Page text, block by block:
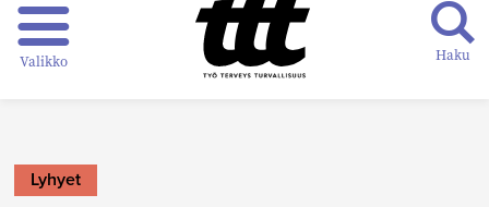
Valikko Haku
Lyhyet